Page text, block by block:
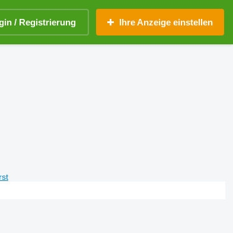
/ Registrierung Ihre Anzeige einstellen